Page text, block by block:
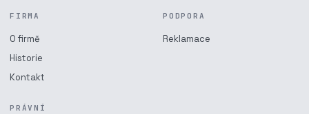
FIRMA
O firmě
Historie
Kontakt
PODPORA
Reklamace
PRÁVNÍ